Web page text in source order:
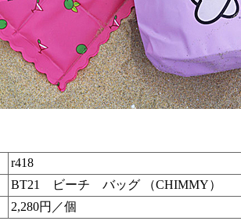
r418
BT21 ビーチ バッグ （CHIMMY）
2,280円／個